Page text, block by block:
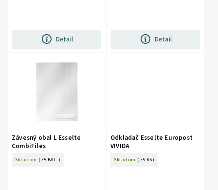
Detail Detail
Závesný obal L Esselte
CombiFiles
Skladom (>5 BAL.)
Odkladač Esselte Europost
VIVIDA
Skladom (>5 KS)